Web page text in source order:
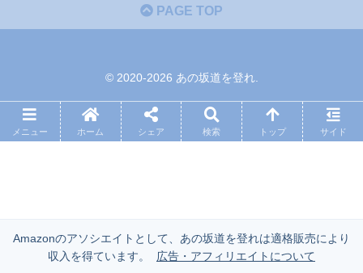
PAGE TOP
© 2020-2026 あの坂道を登れ.
メニュー ホーム シェア 検索 トップ サイド
Amazonのアソシエイトとして、あの坂道を登れは適格販売により
収入を得ています。
広告・アフィリエイトについて